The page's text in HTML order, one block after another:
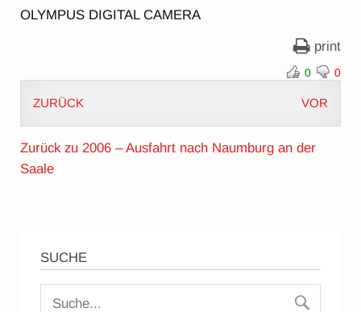
OLYMPUS DIGITAL CAMERA
print
0 0
ZURÜCK VOR
Zurück zu 2006 – Ausfahrt nach Naumburg an der
Saale
SUCHE